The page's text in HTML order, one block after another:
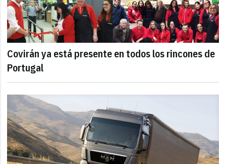
Covirán ya está presente en todos los rincones de
Portugal